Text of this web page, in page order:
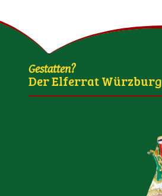
Gestatten?
Der Elferrat Würzburg